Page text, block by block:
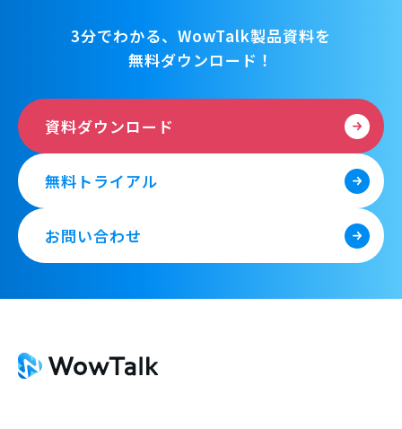
3分でわかる、WowTalk製品資料を
無料ダウンロード！
資料ダウンロード
無料トライアル
お問い合わせ